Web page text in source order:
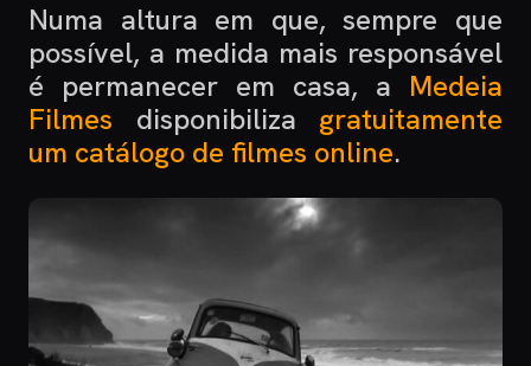
Numa altura em que, sempre que
possível, a medida mais responsável
é permanecer em casa, a Medeia
Filmes disponibiliza gratuitamente
um catálogo de filmes online.